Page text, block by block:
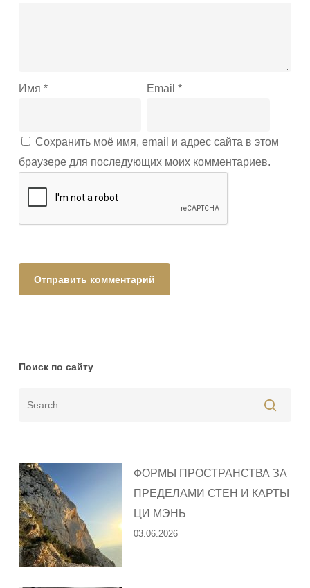
Имя * Email*
Сохранить моё имя, email и адрес сайта в этом
браузере для последующих моих комментариев.
Поиск по сайту
ФОРМЫ ПРОСТРАНСТВА ЗА
ПРЕДЕЛАМИ СТЕН И КАРТЫ
ЦИ МЭНЬ
03.06.2026